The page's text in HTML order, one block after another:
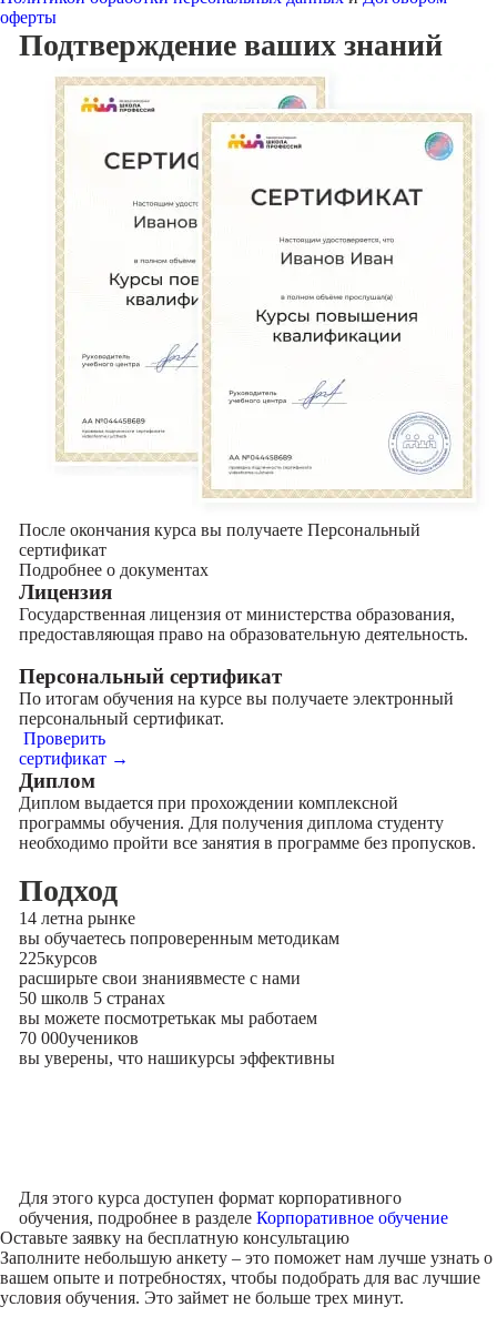
оферты
Подтверждение ваших знаний
После окончания курса вы получаете Персональный
сертификат
Подробнее о документах
Лицензия
Государственная лицензия от министерства образования,
предоставляющая право на образовательную деятельность.
Персональный сертификат
По итогам обучения на курсе вы получаете электронный
персональный сертификат.
Проверить
сертификат →
Диплом
Диплом выдается при прохождении комплексной
программы обучения. Для получения диплома студенту
необходимо пройти все занятия в программе без пропусков.
Подход
14 летна рынке
вы обучаетесь попроверенным методикам
225курсов
расширьте свои знаниявместе с нами
50 школв 5 странах
вы можете посмотретькак мы работаем
70 000учеников
вы уверены, что нашикурсы эффективны
Для этого курса доступен формат корпоративного
обучения, подробнее в разделе Корпоративное обучение
Оставьте заявку на бесплатную консультацию
Заполните небольшую анкету – это поможет нам лучше узнать о
вашем опыте и потребностях, чтобы подобрать для вас лучшие
условия обучения. Это займет не больше трех минут.